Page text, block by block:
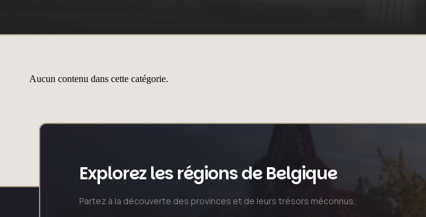
Aucun contenu dans cette catégorie.
Explorez les régions de Belgique
Partez à la découverte des provinces et de leurs trésors méconnus.